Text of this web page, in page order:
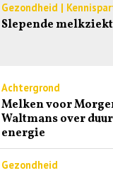
Gezondheid |
Slepende
Achtergrond
Melken voor
Waltmans over
energie
Gezondheid